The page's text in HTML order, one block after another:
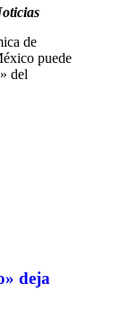
de
puede
del
deja